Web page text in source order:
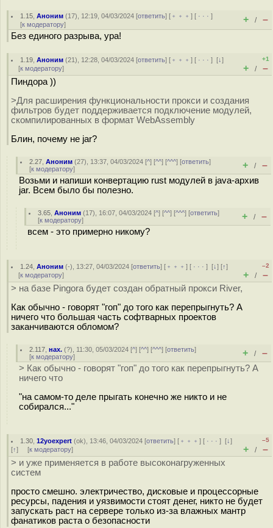
1.15 ,Аноним (17), 12:19, 04/03/2024 [ответить] [ ﹢﹢﹢] [ · · ·]
[к модератору] + / –
Без единого разрыва, ура!
1.19 ,Аноним (21), 12:28, 04/03/2024 [ответить] [ ﹢﹢﹢] [ · · ·][↓]
[к модератору]
+1
+ / –
Пиндора ))
>Для расширения функциональности прокси и создания
фильтров будет поддерживается подключение модулей,
скомпилированных в формат WebAssembly
Блин, почему не jar?
2.27 ,Аноним (27), 13:37, 04/03/2024 [^] [^^] [^^^] [ответить]
[к модератору] + / –
Возьми и напиши конвертацию rust модулей в java-архив
jar. Всем было бы полезно.
3.65 ,Аноним (17), 16:07, 04/03/2024 [^] [^^] [^^^] [ответить]
[к модератору] + / –
всем - это примерно никому?
1.24 ,Аноним (-), 13:27, 04/03/2024 [ответить] [ ﹢﹢﹢] [ · · ·][↓] [↑]
[к модератору]
–2
+ / –
> на базе Pingora будет создан обратный прокси River,
Как обычно - говорят "гоп" до того как перепрыгнуть? А
ничего что большая часть софтварных проектов
заканчиваются обломом?
2.117 ,нах. (?), 11:30, 05/03/2024 [^] [^^] [^^^] [ответить]
[к модератору] + / –
> Как обычно - говорят "гоп" до того как перепрыгнуть? А
ничего что
"на самом-то деле прыгать конечно же никто и не
собирался..."
1.30 ,12yoexpert (ok), 13:46, 04/03/2024 [ответить] [ ﹢﹢﹢] [ · · ·][↓]
[↑] [к модератору]
–5
+ / –
> и уже применяется в работе высоконагруженных
систем
просто смешно. электричество, дисковые и процессорные
ресурсы, падения и уязвимости стоят денег, никто не будет
запускать раст на сервере только из-за влажных мантр
фанатиков раста о безопасности